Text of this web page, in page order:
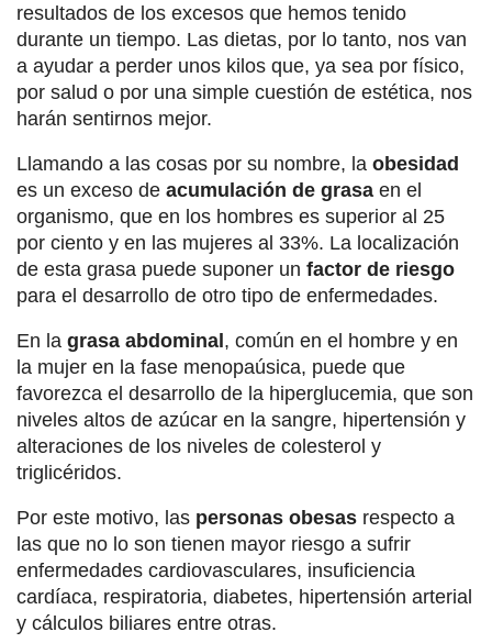
resultados de los excesos que hemos tenido
durante un tiempo. Las dietas, por lo tanto, nos van
a ayudar a perder unos kilos que, ya sea por físico,
por salud o por una simple cuestión de estética, nos
harán sentirnos mejor.
Llamando a las cosas por su nombre, la obesidad
es un exceso de acumulación de grasa en el
organismo, que en los hombres es superior al 25
por ciento y en las mujeres al 33%. La localización
de esta grasa puede suponer un factor de riesgo
para el desarrollo de otro tipo de enfermedades.
En la grasa abdominal , común en el hombre y en
la mujer en la fase menopaúsica, puede que
favorezca el desarrollo de la hiperglucemia, que son
niveles altos de azúcar en la sangre, hipertensión y
alteraciones de los niveles de colesterol y
triglicéridos.
Por este motivo, las personas obesas respecto a
las que no lo son tienen mayor riesgo a sufrir
enfermedades cardiovasculares, insuficiencia
cardíaca, respiratoria, diabetes, hipertensión arterial
y cálculos biliares entre otras.